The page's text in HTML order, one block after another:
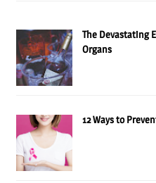
The Devastating
Organs
12 Ways to